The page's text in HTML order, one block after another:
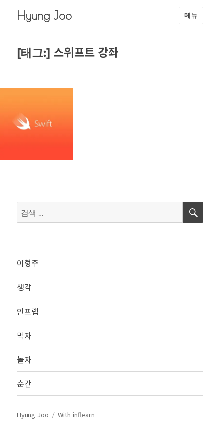
Hyung Joo 메뉴
[태그:] 스위프트 강좌
검
색:
검
이형주
생각
인프랩
먹자
놀자
순간
Hyung Joo With inflearn